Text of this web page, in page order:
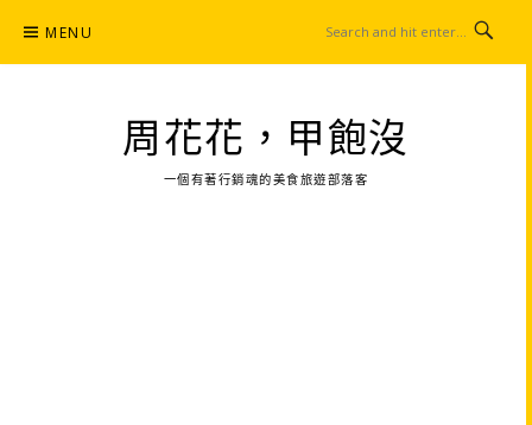
content
MENU
周花花，甲飽沒
一個有著行銷魂的美食旅遊部落客